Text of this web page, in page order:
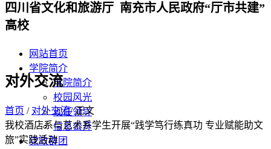
四川省文化和旅游厅 南充市人民政府“厅市共建”
高校
网站首页
学院简介
学院简介
校园风光
现任领导
信息公开
党政群团
对外交流
首页 / 对外交流/ 正文
我校酒店系与艺术系学生开展“践学笃行练真功 专业赋能助文
旅”实践活动